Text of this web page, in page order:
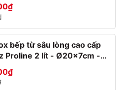
hệ qua địa chỉ sau:
thức các sản phẩm gia dụng
nổi tiếng, uy tín, chất lượng
gồm các nhóm sản
bếp từ sâu lòng cao cấp
Proline 2 lít - Ø20x7cm -